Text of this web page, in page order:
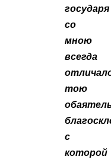
государя
со
мною
всегда
тою
с
которой